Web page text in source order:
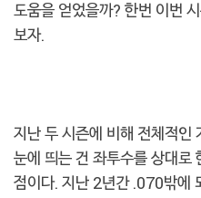
도움을 얻었을까? 한번 이번
보자.
지난 두 시즌에 비해 전체적인
눈에 띄는 건 좌투수를 상대로
점이다. 지난 2년간 .070밖